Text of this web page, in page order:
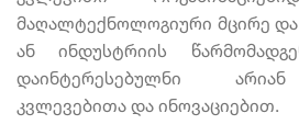
მაღალტექნოლოგიური მცირე და
ან ინდუსტრიის
დაინტერესებულნი
კვლევებითა და ინოვაციებით.